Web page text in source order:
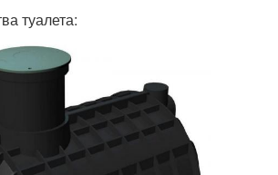
туалета: